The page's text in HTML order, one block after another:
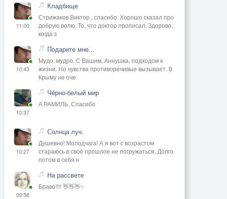
11:00
Кладбище
Стрижаков Виктор , спасибо. Хорошо сказал про
добрую волю. То, что доктор прописал. Здорово,
когда з
10:43
Подарите мне...
Мудо, мудро. С Вашим, Аннушка, подходом к
жизни. Но чувства противоречивые вызывает. В
Крыму не оче
10:37
Чёрно-белый мир
А РАМИЛЬ, Спасибо
10:27
Солнца луч.
Душевно! Молодчага! А я вот с возрастом
стараюсь в своё прошлое не погружаться. Долго
потом в себя н
09:58
На рассвете
Браво!!!! 👋👋👋✨